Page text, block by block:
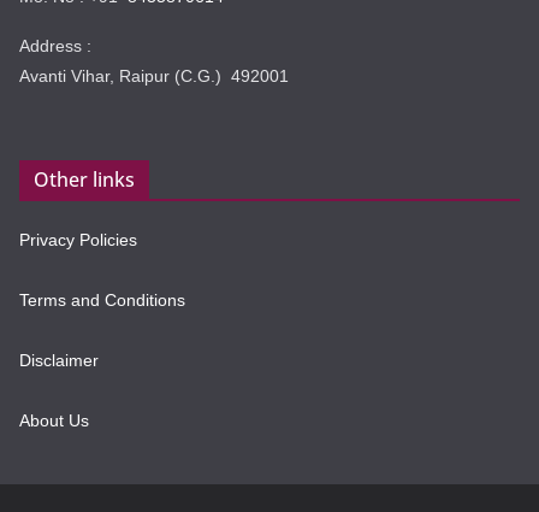
Address :
Avanti Vihar, Raipur (C.G.) 492001
Other links
Privacy Policies
Terms and Conditions
Disclaimer
About Us